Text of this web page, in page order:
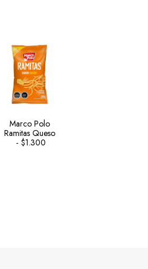
Marco Polo
Ramitas Queso
$1.300